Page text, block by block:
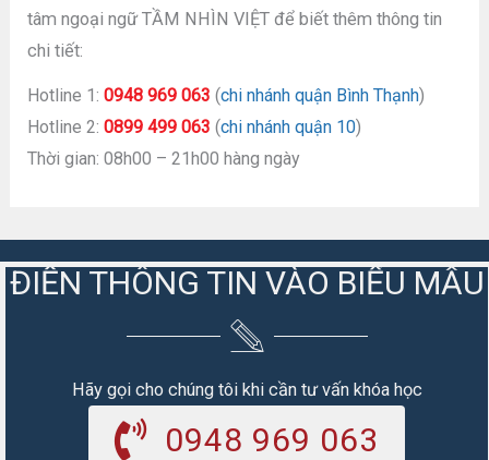
tâm ngoại ngữ TẦM NHÌN VIỆT để biết thêm thông tin
chi tiết:
Hotline 1:0948 969 063 (chi nhánh quận Bình Thạnh)
Hotline 2:0899 499 063 (chi nhánh quận 10)
Thời gian: 08h00 – 21h00 hàng ngày
ĐIỀN THÔNG TIN VÀO BIỂU MẪU
Hãy gọi cho chúng tôi khi cần tư vấn khóa học
0948 969 063